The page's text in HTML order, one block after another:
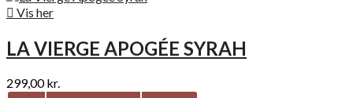
 Vis her
LA VIERGE APOGÉE SYRAH
299,00 kr.